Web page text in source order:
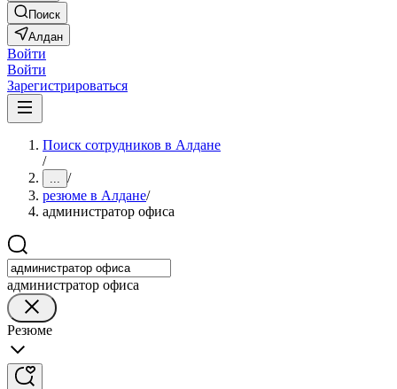
Поиск
Алдан
Войти
Войти
Зарегистрироваться
Поиск сотрудников в Алдане
/
... /
резюме в Алдане/
администратор офиса
администратор офиса
Резюме